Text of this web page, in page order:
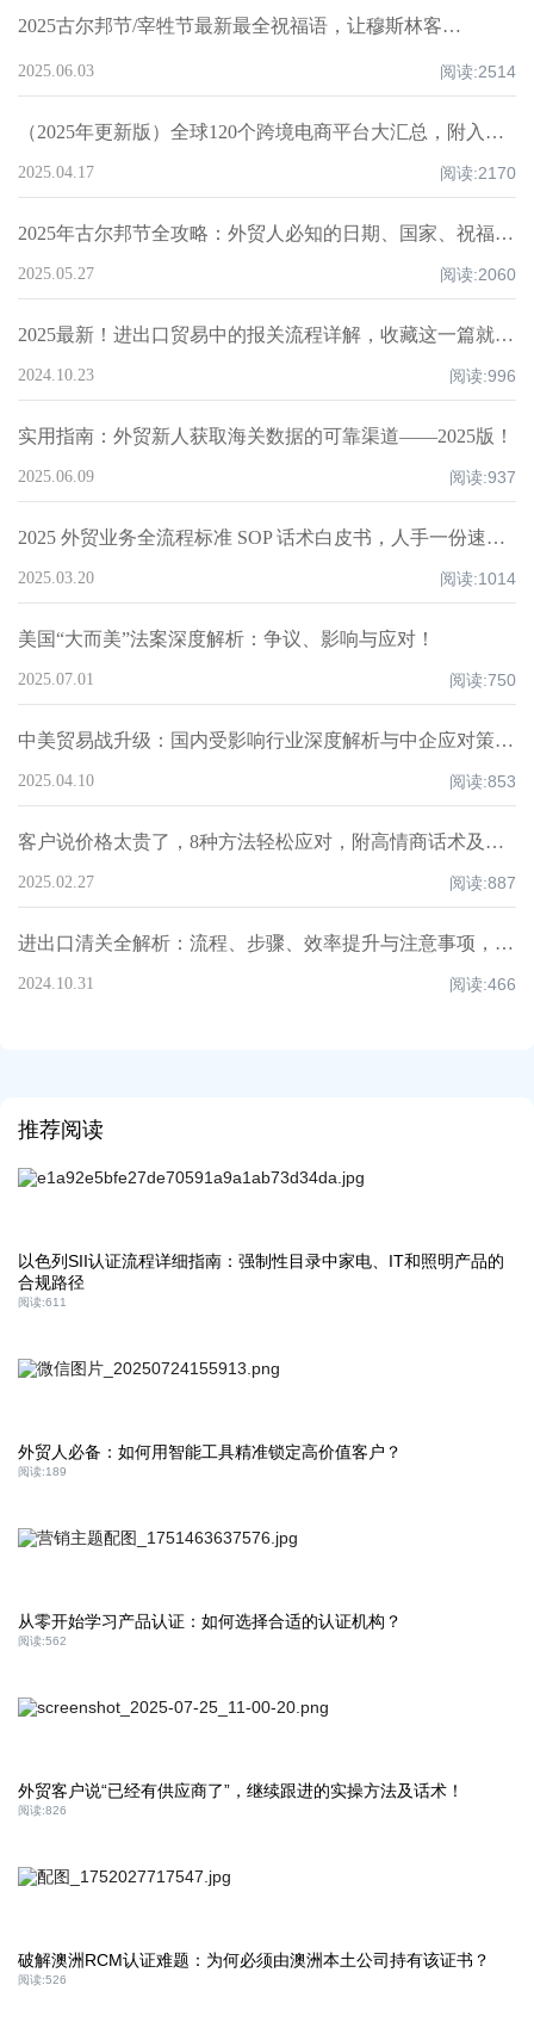
2025古尔邦节/宰牲节最新最全祝福语，让穆斯林客户记住你！
2025.06.03 阅读:2514
（2025年更新版）全球120个跨境电商平台大汇总，附入驻要求、注册门槛和适合品类！
2025.04.17 阅读:2170
2025年古尔邦节全攻略：外贸人必知的日期、国家、祝福技巧与禁忌清单！
2025.05.27 阅读:2060
2025最新！进出口贸易中的报关流程详解，收藏这一篇就够了！
2024.10.23 阅读:996
实用指南：外贸新人获取海关数据的可靠渠道——2025版！
2025.06.09 阅读:937
2025 外贸业务全流程标准 SOP 话术白皮书，人手一份速领！
2025.03.20 阅读:1014
美国“大而美”法案深度解析：争议、影响与应对！
2025.07.01 阅读:750
中美贸易战升级：国内受影响行业深度解析与中企应对策略！
2025.04.10 阅读:853
客户说价格太贵了，8种方法轻松应对，附高情商话术及案例！
2025.02.27 阅读:887
进出口清关全解析：流程、步骤、效率提升与注意事项，超全知识点汇总！
2024.10.31 阅读:466
推荐阅读
以色列SII认证流程详细指南：强制性目录中家电、IT和照明产品的
合规路径
阅读:611
外贸人必备：如何用智能工具精准锁定高价值客户？​
阅读:189
从零开始学习产品认证：如何选择合适的认证机构？
阅读:562
外贸客户说“已经有供应商了”，继续跟进的实操方法及话术！
阅读:826
破解澳洲RCM认证难题：为何必须由澳洲本土公司持有该证书？
阅读:526